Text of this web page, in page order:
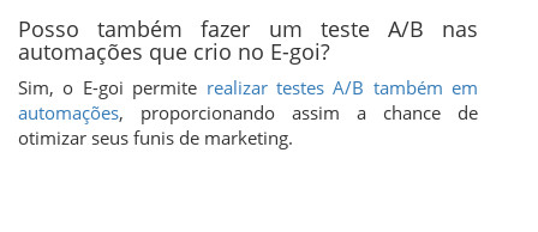
Posso também fazer um teste A/B nas
automações que crio no E-goi?
Sim, o E-goi permite realizar testes A/B também em
automações, proporcionando assim a chance de
otimizar seus funis de marketing.